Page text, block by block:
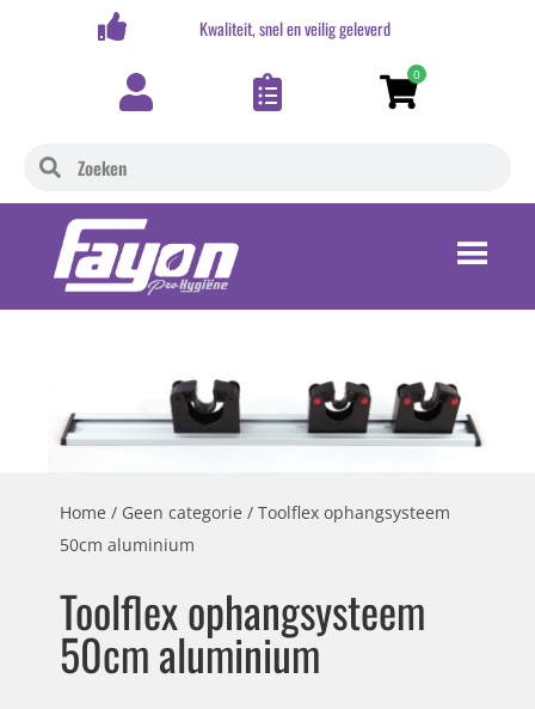
Kwaliteit, snel en veilig geleverd
0
Home / Geen categorie / Toolflex ophangsysteem
50cm aluminium
Toolflex ophangsysteem
50cm aluminium